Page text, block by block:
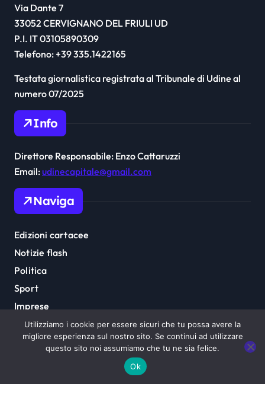
Via Dante 7
33052 CERVIGNANO DEL FRIULI UD
P.I. IT 03105890309
Telefono: +39 335.1422165
Testata giornalistica registrata al Tribunale di Udine al
numero 07/2025
Info
Direttore Responsabile: Enzo Cattaruzzi
Email:udinecapitale@gmail.com
Naviga
Edizioni cartacee
Notizie flash
Politica
Sport
Imprese
Cultura
Utilizziamo i cookie per essere sicuri che tu possa avere la
migliore esperienza sul nostro sito. Se continui ad utilizzare
questo sito noi assumiamo che tu ne sia felice.
Ok